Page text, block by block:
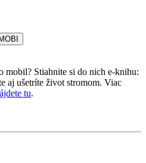
MOBI
mobil? Stiahnite si do nich e-knihu:
aj ušetríte život stromom. Viac
tu.